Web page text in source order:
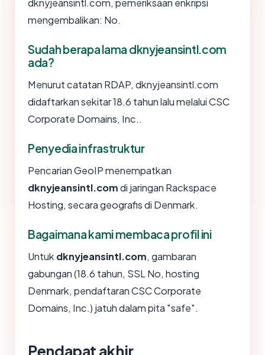
dknyjeansintl.com, pemeriksaan enkripsi
mengembalikan: No.
Sudah berapa lama dknyjeansintl.com
ada?
Menurut catatan RDAP, dknyjeansintl.com
didaftarkan sekitar 18.6 tahun lalu melalui CSC
Corporate Domains, Inc..
Penyedia infrastruktur
Pencarian GeoIP menempatkan
dknyjeansintl.comdi jaringan Rackspace
Hosting, secara geografis di Denmark.
Bagaimana kami membaca profil ini
Untuk dknyjeansintl.com, gambaran
gabungan (18.6 tahun, SSL No, hosting
Denmark, pendaftaran CSC Corporate
Domains, Inc.) jatuh dalam pita "safe".
Pendapat akhir